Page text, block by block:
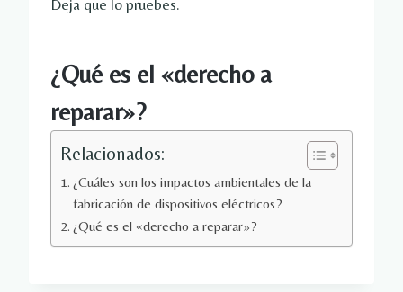
Deja que lo pruebes.
¿Qué es el «derecho a
reparar»?
Relacionados:
¿Cuáles son los impactos ambientales de la
fabricación de dispositivos eléctricos?
¿Qué es el «derecho a reparar»?